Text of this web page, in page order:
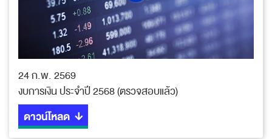
24 ก.พ. 2569
งบการเงิน ประจำปี 2568 (ตรวจสอบแล้ว)
ดาวน์โหลด